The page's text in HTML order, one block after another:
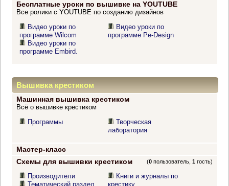
Бесплатные уроки по вышивке на YOUTUBE
Все ролики с YOUTUBE по созданию дизайнов
Видео уроки по
программе Wilcom
Видео уроки по
программе Embird.
Видео уроки по
программе Pe-Design
Вышивка крестиком
Машинная вышивка крестиком
Всё о вышивке крестиком
Программы
Творческая
лаборатория
Мастер-класс
Схемы для вышивки крестиком
(0 пользователь,1 гость)
Производители
Тематический раздел
Книги и журналы по
крестику